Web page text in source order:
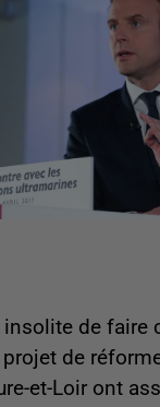
insolite de faire
de
et-Loir ont